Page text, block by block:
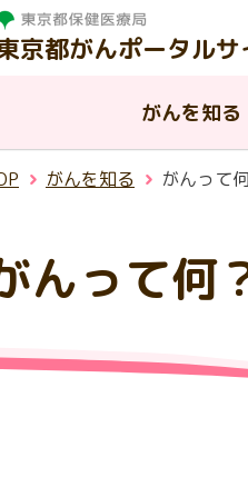
京都がんポータルサ
がんを知る
がんって何？
がんと診断されたら
病院を探す
はたらく世代の方への支援
慢性疾病を抱える子供と家族
東京都におけるがんの現状
がんを知る がんって
んって何